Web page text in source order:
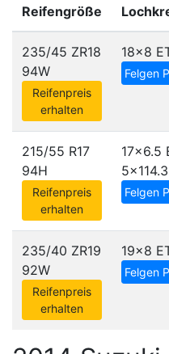
Reifengröße
235/45 ZR18
94W
Reifenpreis
erhalten
18x8
Felgen
215/55 R17
94H
Reifenpreis
erhalten
17x6.5
5x114.3
Felgen
235/40 ZR19
92W
Reifenpreis
erhalten
19x8
Felgen